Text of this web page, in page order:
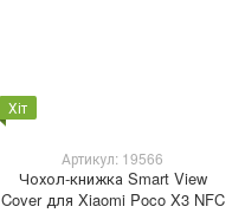
Хіт
Артикул: 19566
Чохол-книжка Smart View
Cover для Xiaomi Poco X3 NFC